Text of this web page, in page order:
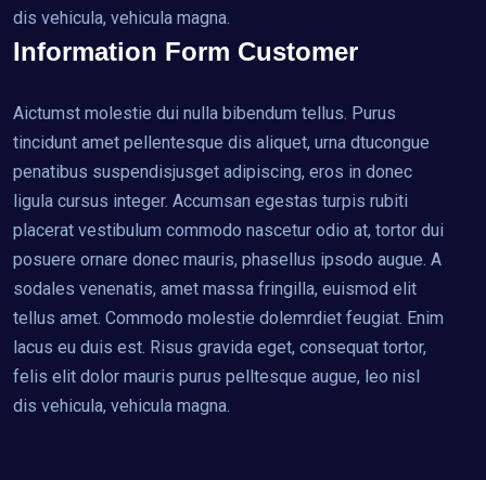
dis vehicula, vehicula magna.
Information Form Customer
Aictumst molestie dui nulla bibendum tellus. Purus
tincidunt amet pellentesque dis aliquet, urna dtucongue
penatibus suspendisjusget adipiscing, eros in donec
ligula cursus integer. Accumsan egestas turpis rubiti
placerat vestibulum commodo nascetur odio at, tortor dui
posuere ornare donec mauris, phasellus ipsodo augue. A
sodales venenatis, amet massa fringilla, euismod elit
tellus amet. Commodo molestie dolemrdiet feugiat. Enim
lacus eu duis est. Risus gravida eget, consequat tortor,
felis elit dolor mauris purus pelltesque augue, leo nisl
dis vehicula, vehicula magna.